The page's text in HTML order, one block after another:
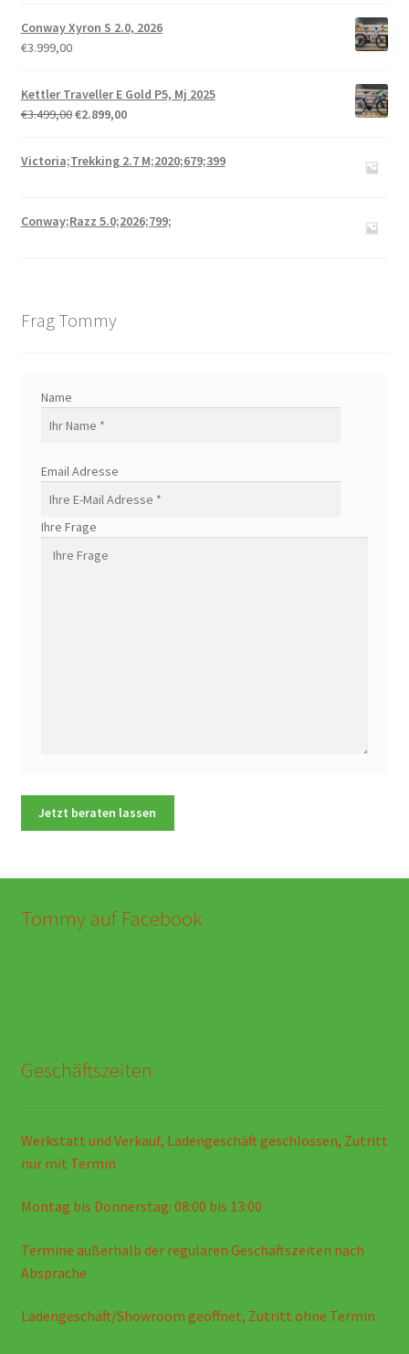
Conway Xyron S 2.0, 2026
€3.999,00
Kettler Traveller E Gold P5, Mj 2025
€3.499,00€2.899,00
Victoria;Trekking 2.7 M;2020;679;399
Conway;Razz 5.0;2026;799;
Frag Tommy
Name
Email Adresse
Ihre Frage
Tommy auf Facebook
Geschäftszeiten
Werkstatt und Verkauf, Ladengeschäft geschlossen, Zutritt
nur mit Termin
Montag bis Donnerstag: 08:00 bis 13:00
Termine außerhalb der regulären Geschäftszeiten nach
Absprache
Ladengeschäft/Showroom geöffnet, Zutritt ohne Termin